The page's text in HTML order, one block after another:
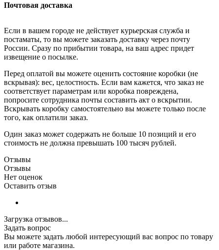
Почтовая доставка
Если в вашем городе не действует курьерская служба и
постаматы, то вы можете заказать доставку через почту
России. Сразу по прибытии товара, на ваш адрес придет
извещение о посылке.
Перед оплатой вы можете оценить состояние коробки (не
вскрывая): вес, целостность. Если вам кажется, что заказ не
соответствует параметрам или коробка повреждена,
попросите сотрудника почты составить акт о вскрытии.
Вскрывать коробку самостоятельно вы можете только после
того, как оплатили заказ.
Один заказ может содержать не больше 10 позиций и его
стоимость не должна превышать 100 тысяч рублей.
Отзывы
Отзывы
Нет оценок
Оставить отзыв
Загрузка отзывов...
Задать вопрос
Вы можете задать любой интересующий вас вопрос по товару
или работе магазина.